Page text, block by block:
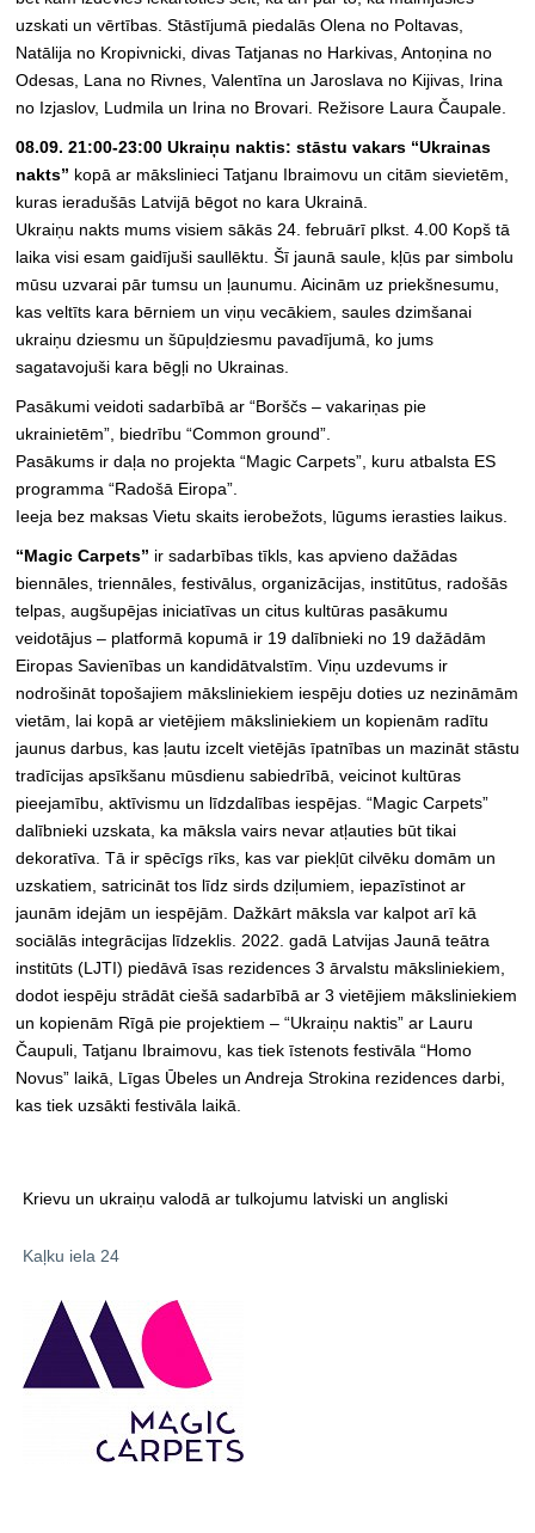
uzskati un vērtības. Stāstījumā piedalās Olena no Poltavas,
Natālija no Kropivnicki, divas Tatjanas no Harkivas, Antoņina no
Odesas, Lana no Rivnes, Valentīna un Jaroslava no Kijivas, Irina
no Izjaslov, Ludmila un Irina no Brovari. Režisore Laura Čaupale.
08.09. 21:00-23:00 Ukraiņu naktis: stāstu vakars “Ukrainas
nakts” kopā ar mākslinieci Tatjanu Ibraimovu un citām sievietēm,
kuras ieradušās Latvijā bēgot no kara Ukrainā.
Ukraiņu nakts mums visiem sākās 24. februārī plkst. 4.00 Kopš tā
laika visi esam gaidījuši saullēktu. Šī jaunā saule, kļūs par simbolu
mūsu uzvarai pār tumsu un ļaunumu. Aicinām uz priekšnesumu,
kas veltīts kara bērniem un viņu vecākiem, saules dzimšanai
ukraiņu dziesmu un šūpuļdziesmu pavadījumā, ko jums
sagatavojuši kara bēgļi no Ukrainas.
Pasākumi veidoti sadarbībā ar “Borščs – vakariņas pie
ukrainietēm”, biedrību “Common ground”.
Pasākums ir daļa no projekta “Magic Carpets”, kuru atbalsta ES
programma “Radošā Eiropa”.
Ieeja bez maksas Vietu skaits ierobežots, lūgums ierasties laikus.
“Magic Carpets” ir sadarbības tīkls, kas apvieno dažādas
biennāles, triennāles, festivālus, organizācijas, institūtus, radošās
telpas, augšupējas iniciatīvas un citus kultūras pasākumu
veidotājus – platformā kopumā ir 19 dalībnieki no 19 dažādām
Eiropas Savienības un kandidātvalstīm. Viņu uzdevums ir
nodrošināt topošajiem māksliniekiem iespēju doties uz nezināmām
vietām, lai kopā ar vietējiem māksliniekiem un kopienām radītu
jaunus darbus, kas ļautu izcelt vietējās īpatnības un mazināt stāstu
tradīcijas apsīkšanu mūsdienu sabiedrībā, veicinot kultūras
pieejamību, aktīvismu un līdzdalības iespējas. “Magic Carpets”
dalībnieki uzskata, ka māksla vairs nevar atļauties būt tikai
dekoratīva. Tā ir spēcīgs rīks, kas var piekļūt cilvēku domām un
uzskatiem, satricināt tos līdz sirds dziļumiem, iepazīstinot ar
jaunām idejām un iespējām. Dažkārt māksla var kalpot arī kā
sociālās integrācijas līdzeklis. 2022. gadā Latvijas Jaunā teātra
institūts (LJTI) piedāvā īsas rezidences 3 ārvalstu māksliniekiem,
dodot iespēju strādāt ciešā sadarbībā ar 3 vietējiem māksliniekiem
un kopienām Rīgā pie projektiem – “Ukraiņu naktis” ar Lauru
Čaupuli, Tatjanu Ibraimovu, kas tiek īstenots festivāla “Homo
Novus” laikā, Līgas Ūbeles un Andreja Strokina rezidences darbi,
kas tiek uzsākti festivāla laikā.
Krievu un ukraiņu valodā ar tulkojumu latviski un angliski
Kaļku iela 24